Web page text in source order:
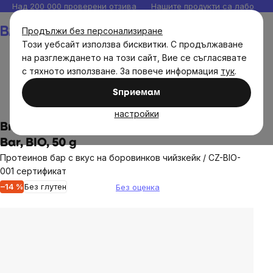
Продължи без персонализиране
Този уебсайт използва бисквитки. С продължаване
на разглеждането на този сайт, Вие се съгласявате
с тяхното използване. За повече информация тук.
Sпpиeмaм
настройки
Прескочи
към
съдържанието
Над 200 000 проверени отзива Нашите продукти са
Хранителни продукти
Сладки и солени закуски
Пръчици и бисквитки
BrainMax Blueberry Cheesecake Protein
Bar, BIO, 50 g
Протеинов бар с вкус на боровинков чийзкейк / CZ-BIO-
001 сертификат
–14 %Без глутен Без оценка